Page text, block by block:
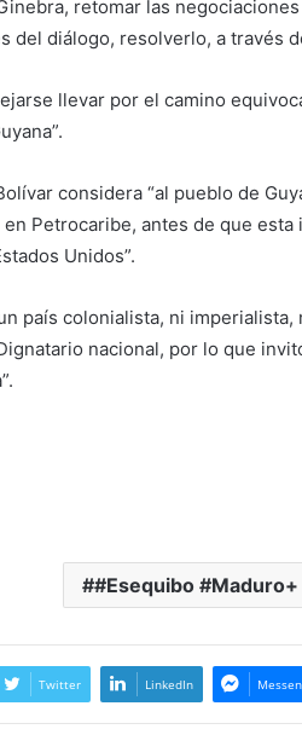
retomar las
del diálogo, resolverlo, a través
llevar por el camino
considera “al pueblo de
Petrocaribe, antes de que
Unidos”.
país colonialista, ni
nacional, por lo que
#Esequibo
Twitter LinkedIn